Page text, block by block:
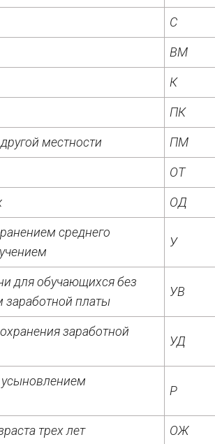
С
ВМ
К
ПК
местности ПМ
ОТ
ОД
среднего
У
для обучающихся без
заработной платы
УВ
заработной
УД
усыновлением
Р
трех лет ОЖ